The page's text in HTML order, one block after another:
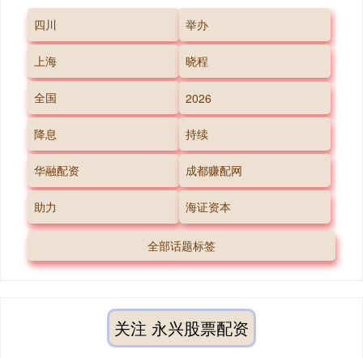
四川 举办
上海 晓程
全国 2026
降息 持续
华融配资 成都赚配网
助力 海证资本
全部话题标签
关注 永兴股票配资